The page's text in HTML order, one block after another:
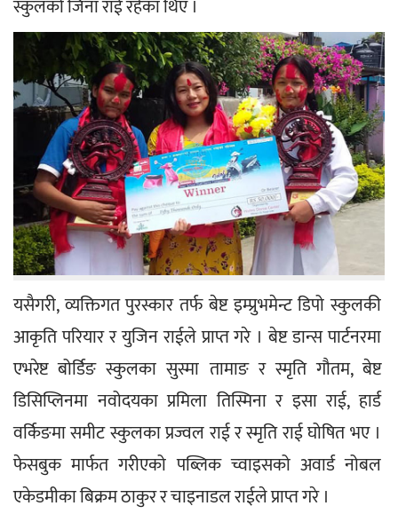
स्कुलको जिना राई रहेका थिए ।
यसैगरी, व्यक्तिगत पुरस्कार तर्फ बेष्ट इम्प्रुभमेन्ट डिपो स्कुलकी
आकृति परियार र युजिन राईले प्राप्त गरे । बेष्ट डान्स पार्टनरमा
एभरेष्ट बोर्डिङ स्कुलका सुस्मा तामाङ र स्मृति गौतम, बेष्ट
डिसिप्लिनमा नवोदयका प्रमिला तिस्मिना र इसा राई, हार्ड
वर्किङमा समीट स्कुलका प्रज्वल राई र स्मृति राई घोषित भए ।
फेसबुक मार्फत गरीएको पब्लिक च्वाइसको अवार्ड नोबल
एकेडमीका बिक्रम ठाकुर र चाइनाडल राईले प्राप्त गरे ।